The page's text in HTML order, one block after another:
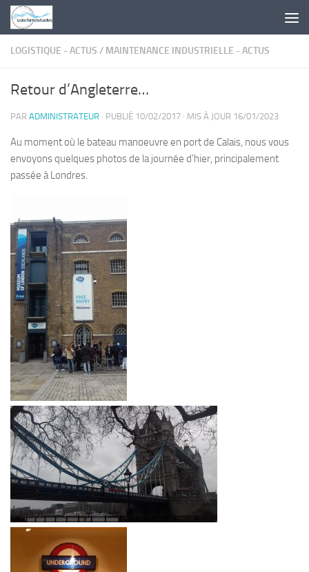
Skip to content
LOGISTIQUE - ACTUS / MAINTENANCE INDUSTRIELLE - ACTUS
Retour d’Angleterre…
PAR ADMINISTRATEUR · PUBLIÉ 10/02/2017 · MIS À JOUR 16/01/2023
Au moment où le bateau manoeuvre en port de Calais, nous vous
envoyons quelques photos de la journée d’hier, principalement
passée à Londres.